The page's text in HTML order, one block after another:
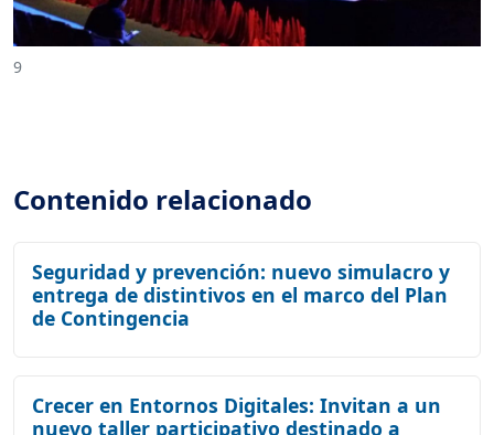
9
Contenido relacionado
Seguridad y prevención: nuevo simulacro y
entrega de distintivos en el marco del Plan
de Contingencia
Crecer en Entornos Digitales: Invitan a un
nuevo taller participativo destinado a